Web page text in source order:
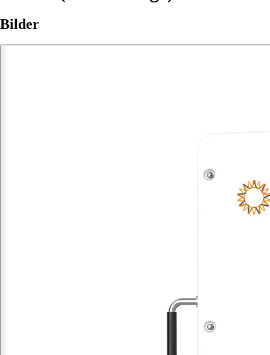
Bilder